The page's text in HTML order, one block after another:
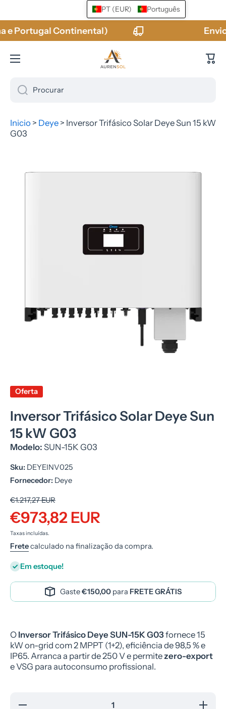
Continental) Envio
Procurar
Inicio > Deye > Inversor Trifásico Solar Deye Sun 15 kW
G03
Oferta
Inversor Trifásico Solar Deye Sun
15 kW G03
Modelo: SUN-15K G03
Sku: DEYEINV025
Fornecedor: Deye
€1.217,27 EUR
€973,82 EUR
Taxas incluídas.
Fretecalculado na finalização da compra.
Em estoque!
Gaste€150,00para FRETE GRÁTIS
O Inversor Trifásico Deye SUN-15K G03fornece 15
kW on-grid com 2 MPPT (1+2), eficiência de 98,5 % e
IP65. Arranca a partir de 250 V e permitezero-export
e VSG para autoconsumo profissional.
Diminuir a
PT (EUR) Português